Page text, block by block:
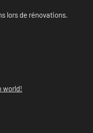
lors de rénovations.
world!